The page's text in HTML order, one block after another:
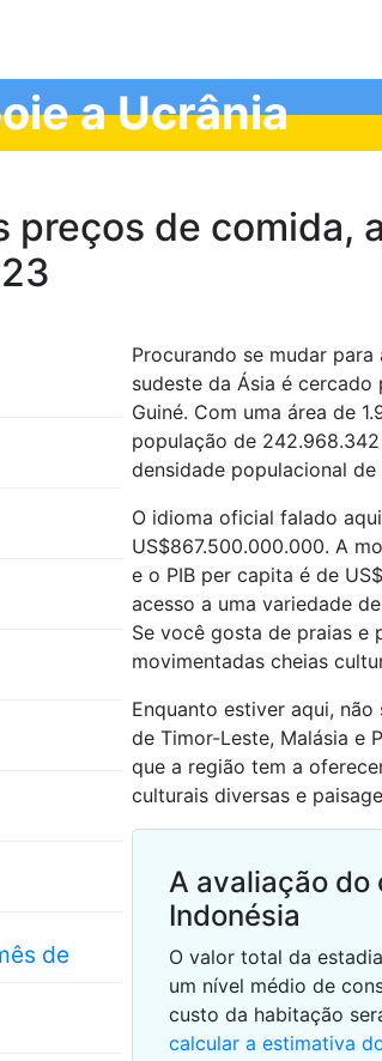
a Ucrânia
de comida,
de
Procurando se mudar
sudeste da Ásia é cercado
Guiné. Com uma área de
população de
densidade populacional
O idioma oficial falado
US$867.500.000.000. A
e o PIB per capita é de
acesso a uma variedade
Se você gosta de praias e
movimentadas cheias
Enquanto estiver aqui,
de Timor-Leste, Malásia e
que a região tem a
culturais diversas e
A avaliação do
Indonésia
O valor total da
um nível médio de
custo da habitação
calcular a estimativa